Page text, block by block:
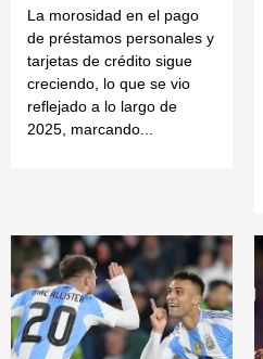
La morosidad en el pago
de préstamos personales y
tarjetas de crédito sigue
creciendo, lo que se vio
reflejado a lo largo de
2025, marcando...